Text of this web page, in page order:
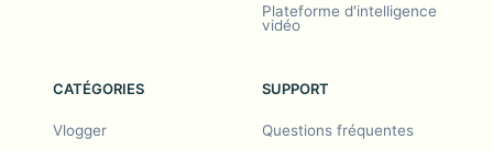
Plateforme d'intelligence
vidéo
CATÉGORIES
Vlogger
SUPPORT
Questions fréquentes